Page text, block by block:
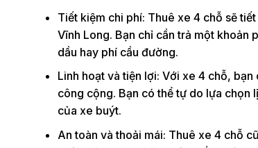
Tiết kiệm chi phí: Thuê xe 4 chỗ sẽ
Vĩnh Long. Bạn chỉ cần trả một khoản
dầu hay phí cầu đường.
Linh hoạt và tiện lợi: Với xe 4 chỗ,
công cộng. Bạn có thể tự do lựa chọn
của xe buýt.
An toàn và thoải mái: Thuê xe 4 chỗ